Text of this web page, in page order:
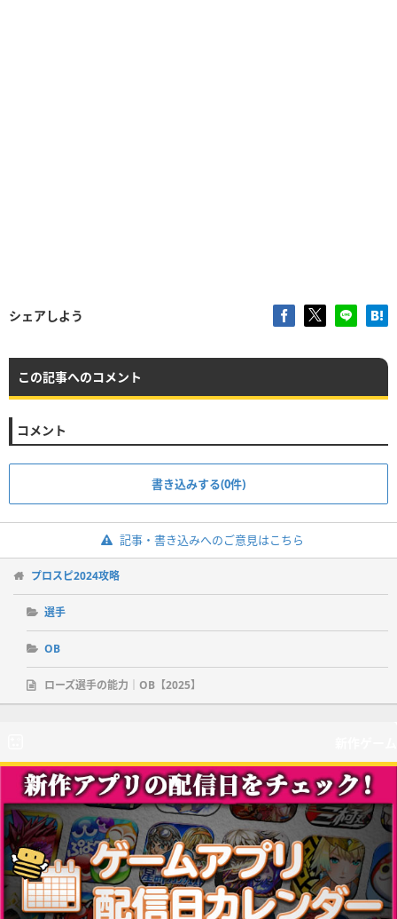
シェアしよう
この記事へのコメント
コメント
書き込みする(0件)
記事・書き込みへのご意見はこちら
プロスピ2024攻略
選手
OB
ローズ選手の能力｜OB【2025】